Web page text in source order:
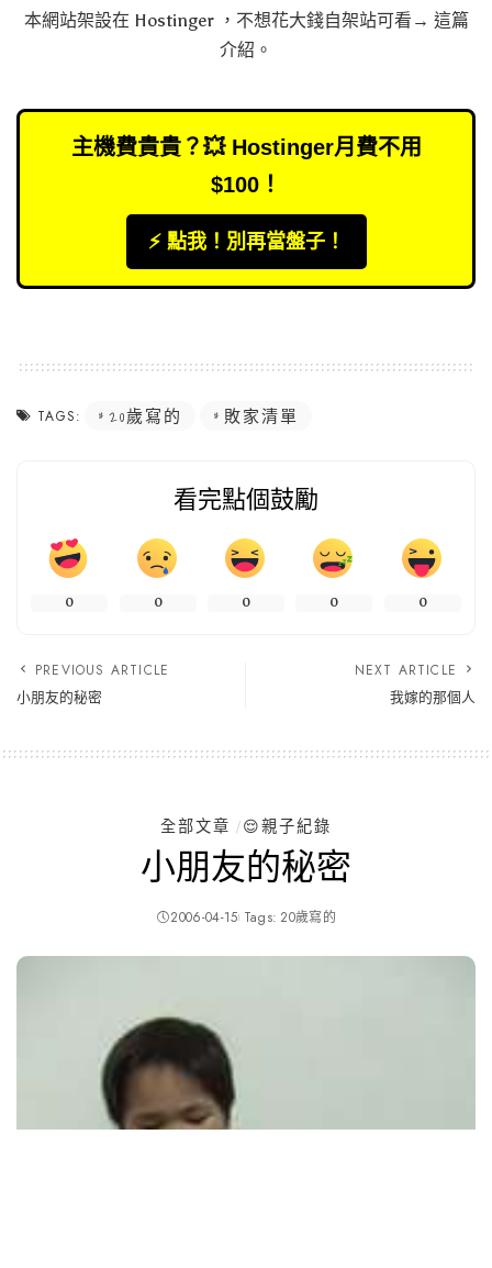
本網站架設在 Hostinger，不想花大錢自架站可看→ 這篇
介紹 。
主機費貴貴？💥 Hostinger月費不用
$100！
⚡️ 點我！別再當盤子！
TAGS: 20歲寫的 敗家清單
看完點個鼓勵
0 0 0 0 0
PREVIOUS ARTICLE
小朋友的秘密
NEXT ARTICLE
我嫁的那個人
全部文章 😌親子紀錄
小朋友的秘密
2006-04-15 Tags: 20歲寫的